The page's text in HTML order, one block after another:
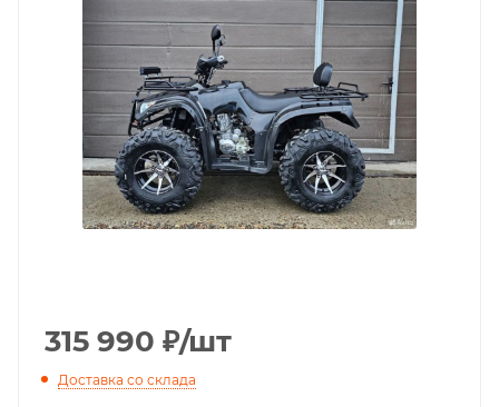
315 990 ₽/шт
Доставка со склада